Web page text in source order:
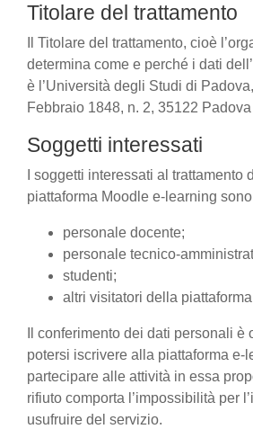
Titolare del trattamento
Il Titolare del trattamento, cioè
determina come e perché i dati
è l’Università degli Studi di
Febbraio 1848, n. 2, 35122
Soggetti interessati
I soggetti interessati al trattamento
piattaforma Moodle e-learning
personale docente;
personale tecnico-
studenti;
altri visitatori della
Il conferimento dei dati personali è
potersi iscrivere alla piattaforma e-
partecipare alle attività in essa
rifiuto comporta l’impossibilità per
usufruire del servizio.